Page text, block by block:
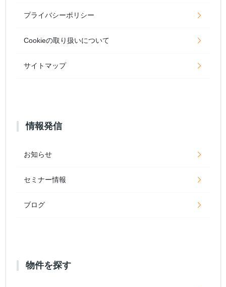
プライバシーポリシー
Cookieの取り扱いについて
サイトマップ
情報発信
お知らせ
セミナー情報
ブログ
物件を探す